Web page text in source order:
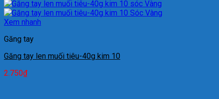
Xem nhanh
Găng tay
Găng tay len muối tiêu-40g kim 10
2.750₫